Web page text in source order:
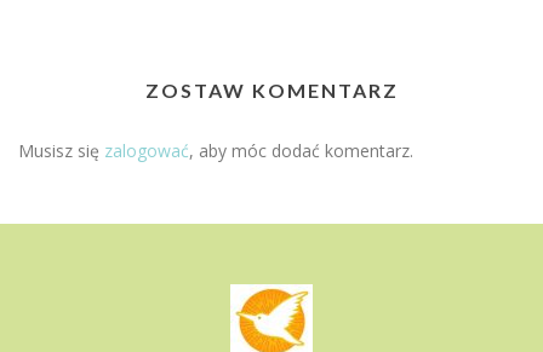
ZOSTAW KOMENTARZ
Musisz się zalogować, aby móc dodać komentarz.